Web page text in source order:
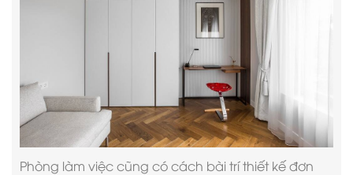
Phòng làm việc cũng có cách bài tríthiết kế đơn